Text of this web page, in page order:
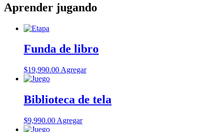
Aprender jugando
Funda de libro
$19,990.00 Agregar
Biblioteca de tela
$9,990.00 Agregar